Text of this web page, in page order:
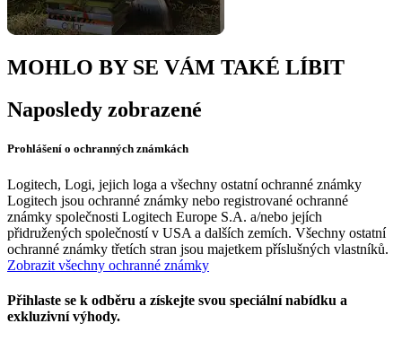
MOHLO BY SE VÁM TAKÉ LÍBIT
Naposledy zobrazené
Prohlášení o ochranných známkách
Logitech, Logi, jejich loga a všechny ostatní ochranné známky
Logitech jsou ochranné známky nebo registrované ochranné
známky společnosti Logitech Europe S.A. a/nebo jejích
přidružených společností v USA a dalších zemích. Všechny ostatní
ochranné známky třetích stran jsou majetkem příslušných vlastníků.
Zobrazit všechny ochranné známky
Přihlaste se k odběru a získejte svou speciální nabídku a
exkluzivní výhody.